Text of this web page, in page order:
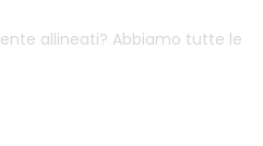
allineati? Abbiamo tutte le